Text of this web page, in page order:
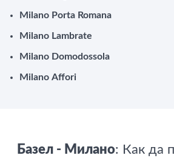
Milano Porta Romana
Milano Lambrate
Milano Domodossola
Milano Affori
Базел - Милано: Как да